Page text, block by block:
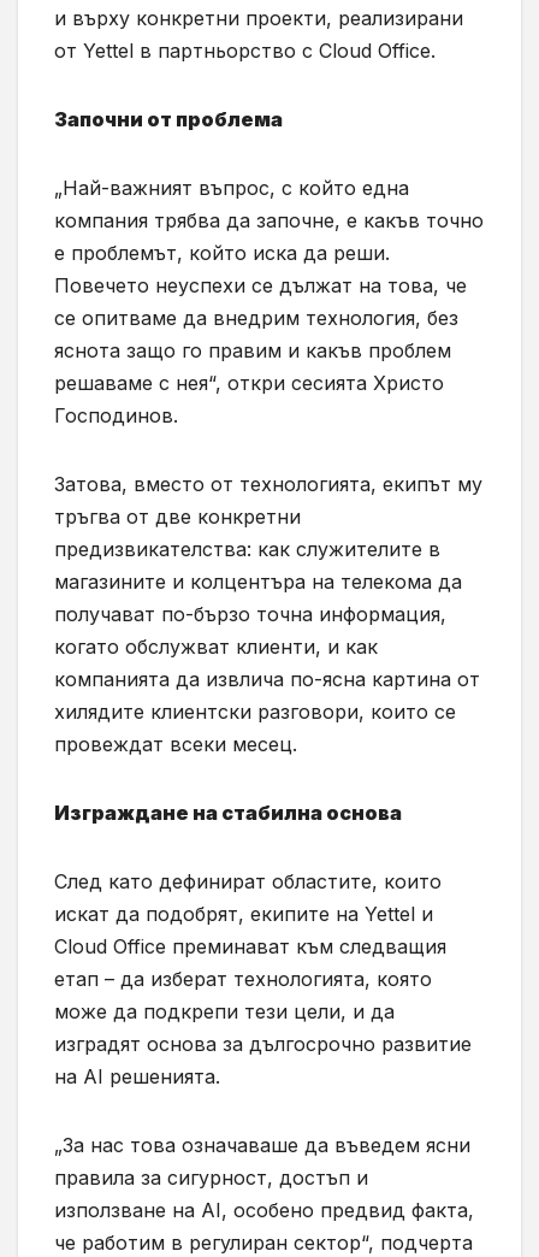
и върху конкретни проекти, реализирани
от Yettel в партньорство с Cloud Office.
Започни от проблема
„Най-важният въпрос, с който една
компания трябва да започне, е какъв точно
е проблемът, който иска да реши.
Повечето неуспехи се дължат на това, че
се опитваме да внедрим технология, без
яснота защо го правим и какъв проблем
решаваме с нея“, откри сесията Христо
Господинов.
Затова, вместо от технологията, екипът му
тръгва от две конкретни
предизвикателства: как служителите в
магазините и колцентъра на телекома да
получават по-бързо точна информация,
когато обслужват клиенти, и как
компанията да извлича по-ясна картина от
хилядите клиентски разговори, които се
провеждат всеки месец.
Изграждане на стабилна основа
След като дефинират областите, които
искат да подобрят, екипите на Yettel и
Cloud Office преминават към следващия
етап – да изберат технологията, която
може да подкрепи тези цели, и да
изградят основа за дългосрочно развитие
на AI решенията.
„За нас това означаваше да въведем ясни
правила за сигурност, достъп и
използване на AI, особено предвид факта,
че работим в регулиран сектор“, подчерта